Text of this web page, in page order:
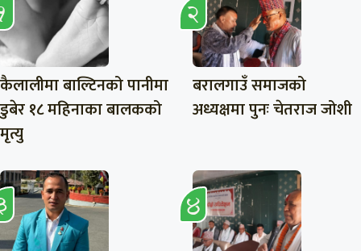
कैलालीमा बाल्टिनको पानीमा
डुबेर १८ महिनाका बालकको
मृत्यु
बरालगाउँ समाजको
अध्यक्षमा पुनः चेतराज जोशी